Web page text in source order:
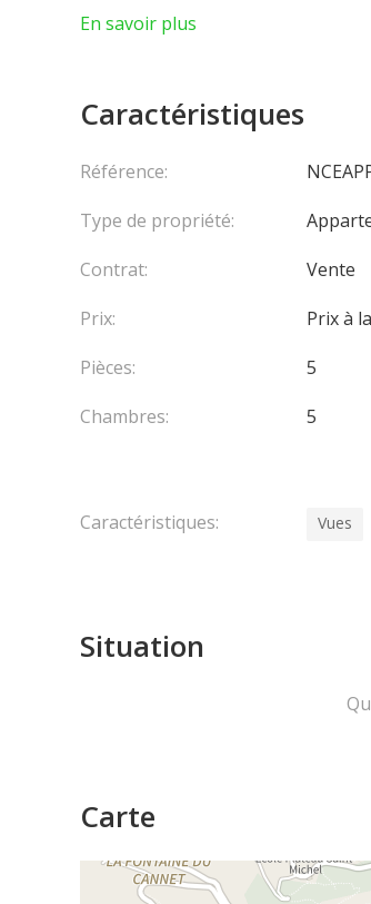
La résidence propose également
Les honoraires sont à la charge du
En savoir plus
Caractéristiques
Référence:
Type de propriété:
Contrat:
Vente
Prix:
Prix à
Pièces:
5
Chambres:
5
Caractéristiques: Vues
Situation
Carte